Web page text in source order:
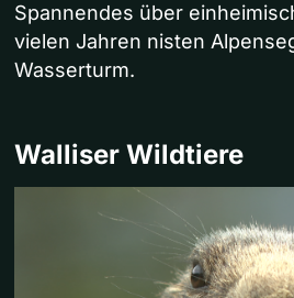
Spannendes über
vielen Jahren nisten
Wasserturm.
Walliser Wildtiere